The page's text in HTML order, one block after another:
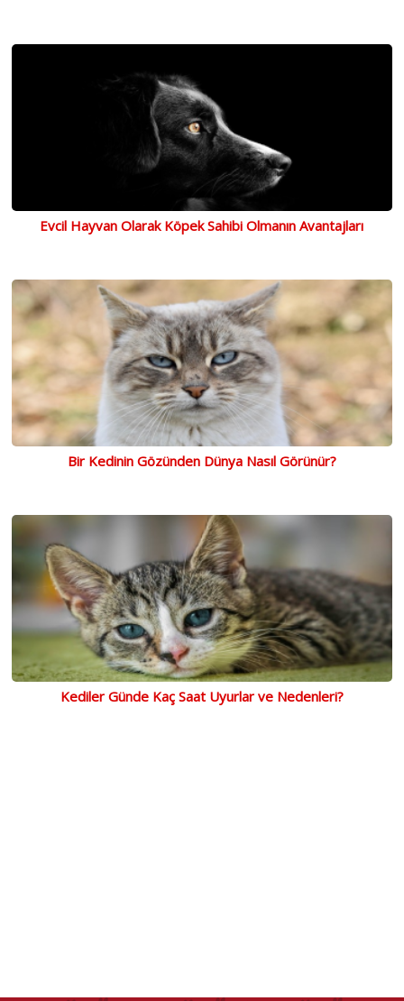
Evcil Hayvan Olarak Köpek Sahibi Olmanın Avantajları
Bir Kedinin Gözünden Dünya Nasıl Görünür?
Kediler Günde Kaç Saat Uyurlar ve Nedenleri?